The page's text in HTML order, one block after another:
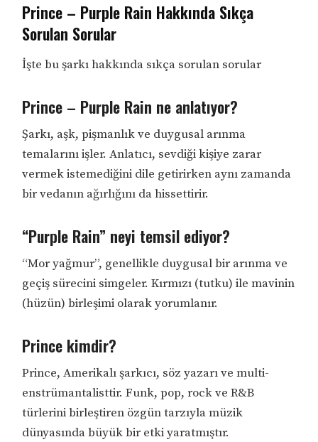
Prince – Purple Rain Hakkında Sıkça
Sorulan Sorular
İşte bu şarkı hakkında sıkça sorulan sorular
Prince – Purple Rain ne anlatıyor?
Şarkı, aşk, pişmanlık ve duygusal arınma
temalarını işler. Anlatıcı, sevdiği kişiye zarar
vermek istemediğini dile getirirken aynı zamanda
bir vedanın ağırlığını da hissettirir.
“Purple Rain” neyi temsil ediyor?
“Mor yağmur”, genellikle duygusal bir arınma ve
geçiş sürecini simgeler. Kırmızı (tutku) ile mavinin
(hüzün) birleşimi olarak yorumlanır.
Prince kimdir?
Prince, Amerikalı şarkıcı, söz yazarı ve multi-
enstrümantalisttir. Funk, pop, rock ve R&B
türlerini birleştiren özgün tarzıyla müzik
dünyasında büyük bir etki yaratmıştır.